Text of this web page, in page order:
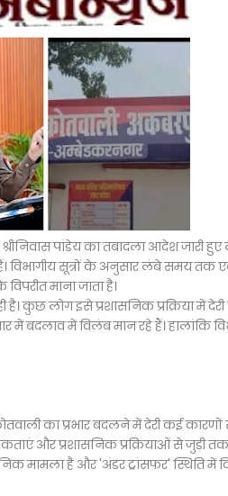
पांडेय का तबादला आदेश जारी
सूत्रों के अनुसार लंबे समय तक
माना जाता है।
है। कुछ लोग इसे प्रशासनिक प्रक्रिया में
बदलाव में विलंब मान रहे हैं। हालांकि
का प्रभार बदलने में देरी कई
और प्रशासनिक प्रक्रियाओं से जुड़ी
मामला है और 'अंडर ट्रांसफर' स्थिति में